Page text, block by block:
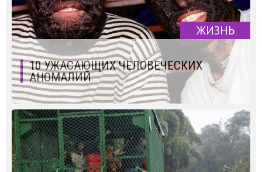
ЖИЗНЬ
10 УЖАСАЮЩИХ ЧЕЛОВЕЧЕСКИХ
АНОМАЛИЙ